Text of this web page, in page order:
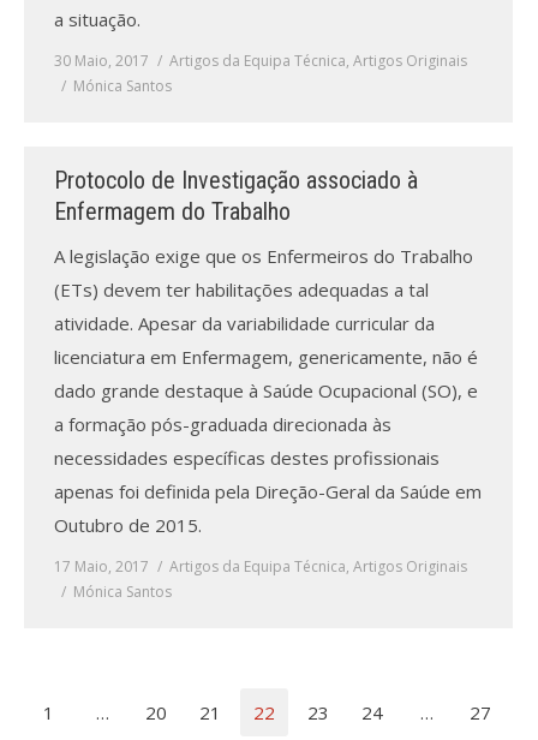
a situação.
30 Maio, 2017 Artigos da Equipa Técnica, Artigos Originais
Mónica Santos
Protocolo de Investigação associado à
Enfermagem do Trabalho
A legislação exige que os Enfermeiros do Trabalho
(ETs) devem ter habilitações adequadas a tal
atividade. Apesar da variabilidade curricular da
licenciatura em Enfermagem, genericamente, não é
dado grande destaque à Saúde Ocupacional (SO), e
a formação pós-graduada direcionada às
necessidades específicas destes profissionais
apenas foi definida pela Direção-Geral da Saúde em
Outubro de 2015.
17 Maio, 2017 Artigos da Equipa Técnica, Artigos Originais
Mónica Santos
1 … 20 21 22 23 24 …
27